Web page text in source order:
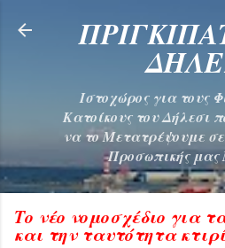
Μετάβαση στο κύριο
Ιστοχώρος για τους
Κατοίκους του Δήλεσι
να το Μετατρέψουμε
Προσωπικής μας
Το νέο νομοσχέδιο για
και την ταυτότητα